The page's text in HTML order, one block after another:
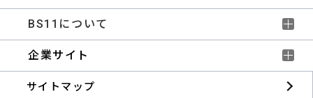
BS11について
企業サイト
サイトマップ